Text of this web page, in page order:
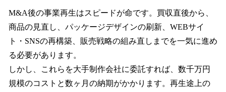
M&A後の事業再生はスピードが命です。買収直後から、
商品の見直し、パッケージデザインの刷新、WEBサイ
ト・SNSの再構築、販売戦略の組み直しまでを一気に進め
る必要があります。
しかし、これらを大手制作会社に委託すれば、数千万円
規模のコストと数ヶ月の納期がかかります。再生途上の